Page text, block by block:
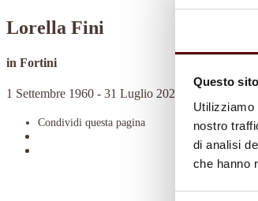
Questo
Utilizziamo
nostro
di analisi
che hanno
Lorella Fini
in Fortini
1 Settembre 1960 - 31 Luglio 2024
Condividi questa pagina